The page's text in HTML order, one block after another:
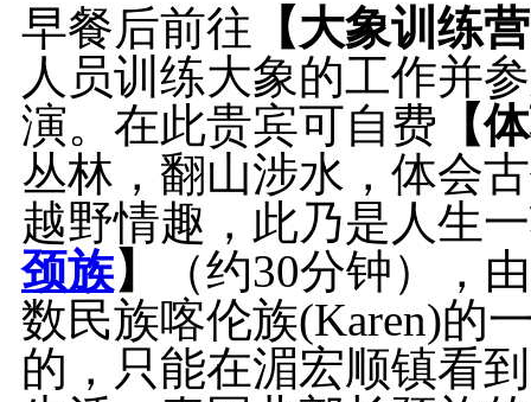
早餐后前往 【大象训练
人员训练大象的工作并
演。在此贵宾可自费 【
丛林，翻山涉水，体会
越野情趣，此乃是人生
颈族】 （约30分钟），由
数民族喀伦族(Karen)的
的，只能在湄宏顺镇看